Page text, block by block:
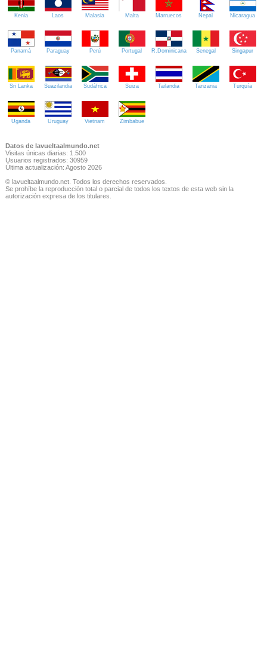
Kenia Laos Malasia Malta Marruecos Nepal Nicaragua
Panamá Paraguay Perú Portugal R.Dominicana Senegal Singapur
Sri Lanka Suazilandia Sudáfrica Suiza Tailandia Tanzania Turquía
Uganda Uruguay Vietnam Zimbabue
Datos de lavueltaalmundo.net
Visitas únicas diarias: 1.500
Usuarios registrados: 30959
Última actualización: Agosto 2026
© lavueltaalmundo.net. Todos los derechos reservados.
Se prohíbe la reproducción total o parcial de todos los textos de esta web sin la
autorización expresa de los titulares.